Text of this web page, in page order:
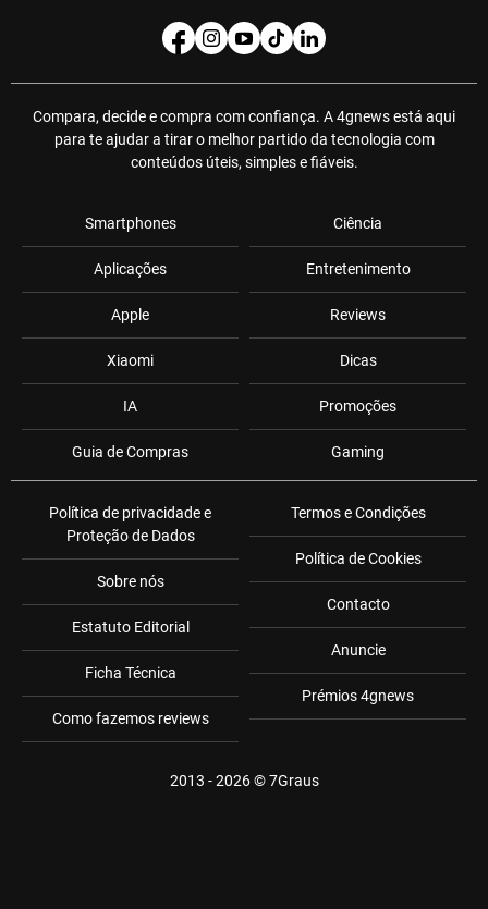
Compara, decide e compra com confiança. A 4gnews está aqui
para te ajudar a tirar o melhor partido da tecnologia com
conteúdos úteis, simples e fiáveis.
Smartphones
Aplicações
Apple
Xiaomi
IA
Guia de Compras
Ciência
Entretenimento
Reviews
Dicas
Promoções
Gaming
Política de privacidade e
Proteção de Dados
Sobre nós
Estatuto Editorial
Ficha Técnica
Como fazemos reviews
Termos e Condições
Política de Cookies
Contacto
Anuncie
Prémios 4gnews
2013 - 2026 ©7Graus